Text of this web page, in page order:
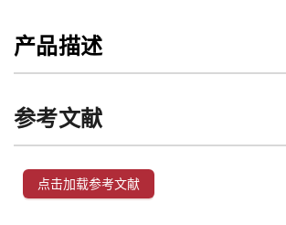
产品描述
参考文献
点击加载参考文献